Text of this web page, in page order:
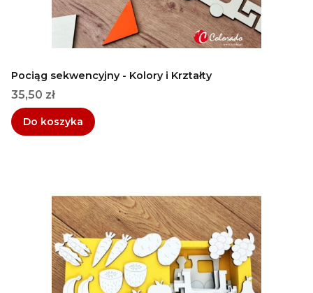
Pociąg sekwencyjny - Kolory i Krztałty
Cena
35,50 zł
Do koszyka